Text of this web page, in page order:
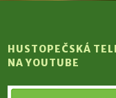
HUSTOPEČSKÁ
NA YOUTUBE